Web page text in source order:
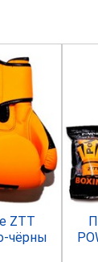
ZTT
чёрны